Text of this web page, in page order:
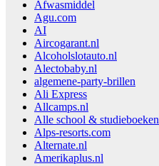
Afwasmiddel
Agu.com
AI
Aircogarant.nl
Alcoholslotauto.nl
Alectobaby.nl
algemene-party-brillen
Ali Express
Allcamps.nl
Alle school & studieboeken
Alps-resorts.com
Alternate.nl
Amerikaplus.nl